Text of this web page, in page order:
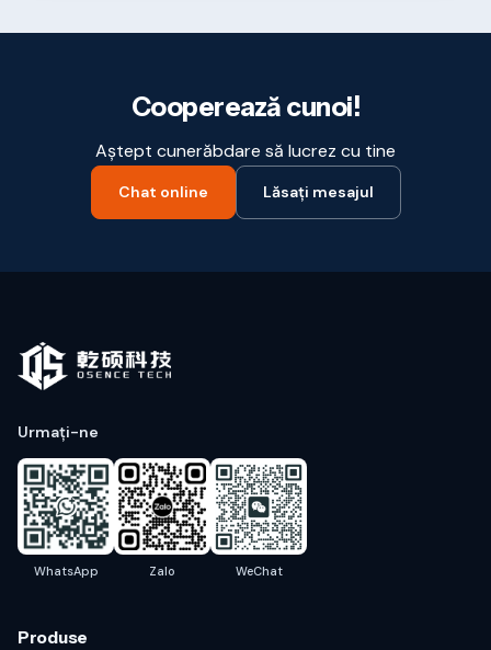
Cooperează cunoi!
Aștept cunerăbdare să lucrez cu tine
Chat online Lăsați mesajul
Urmați-ne
WhatsApp Zalo WeChat
Produse